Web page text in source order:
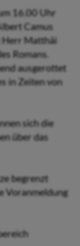
16.00 Uhr
Camus
Herr Matthäi
Romans.
ausgerottet
in Zeiten von
sich die
über das
begrenzt
Voranmeldung